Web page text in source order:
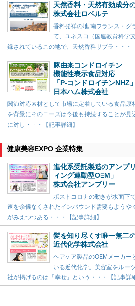
天然香料・天然有効成分
株式会社ロベルテ
香料発祥の地 南フランス・グ
て、ユネスコ（国連教育科学
録されているこの地で、天然香料サプラ・・・
豚由来コンドロイチン
機能性表示食品対応
「P-コンドロイチンNHZ」
日本ハム株式会社
関節対応素材として市場に定着している食品原
を背景にそのニーズは今後も持続することが見
に対し・・・【記事詳細】
健康美容EXPO 企業特集
進化系受託製造のアンプ
ィング連動型OEM」
株式会社アンプリー
ポストコロナの動きが水面下
速を余儀なくされたインバウンド需要もようや
がみえつつある・・・【記事詳細】
髪を知り尽くす唯一無二
近代化学株式会社
ヘアケア製品のOEMメーカー
いる近代化学。美容室をルー
社が掲げるのは「幸せ」という・・・【記事詳